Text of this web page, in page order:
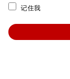
记住我